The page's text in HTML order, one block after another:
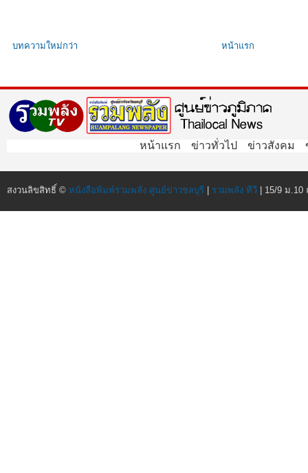
บทความใหม่กว่า หน้าแรก
หน้าแรก ข่าวทั่วไป ข่าวสังคม
สงวนลิขสิทธิ์ © หนังสือพิมพ์รวมพลัง ศูนย์ข่าวชลบุรี | รวมพลัง ทีวี | 15/9 ม.10